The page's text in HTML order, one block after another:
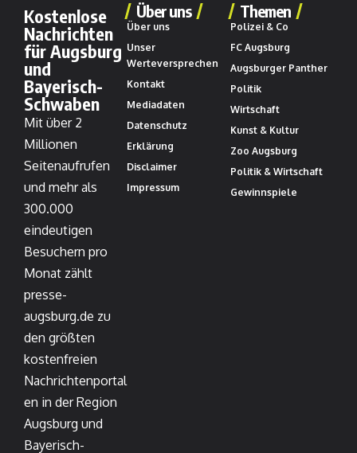
Kostenlose
Nachrichten
für Augsburg
und
Bayerisch-
Schwaben
Mit über 2
Millionen
Seitenaufrufen
und mehr als
300.000
eindeutigen
Besuchern pro
Monat zählt
presse-
augsburg.de zu
den größten
kostenfreien
Nachrichtenportal
en in der Region
Augsburg und
Bayerisch-
Über uns
Über uns
Unser
Werteversprechen
Kontakt
Mediadaten
Datenschutz
Erklärung
Disclaimer
Impressum
Themen
Polizei & Co
FC Augsburg
Augsburger Panther
Politik
Wirtschaft
Kunst & Kultur
Zoo Augsburg
Politik & Wirtschaft
Gewinnspiele